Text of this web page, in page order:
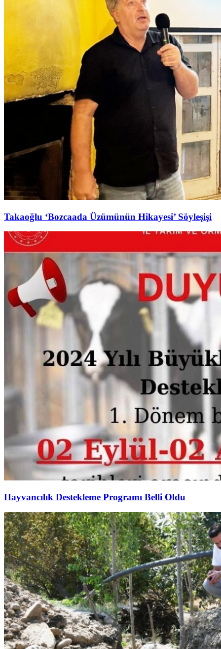
Takaoğlu ‘Bozcaada Üzümünün Hikayesi’ Söyleşişi
Hayvancılık Destekleme Programı Belli Oldu